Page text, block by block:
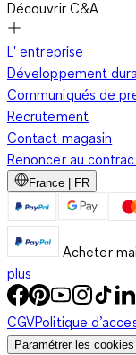
Découvrir C&A
L' entreprise
Développement
Communiqués de
Recrutement
Contact magasin
Renoncer au
France | FR
Acheter
plus
CGVPolitique
Paramétrer les cookies